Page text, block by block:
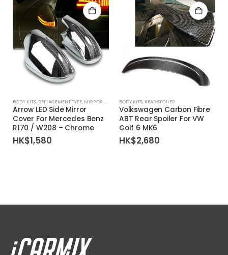
BODY KITS, REPLACEMENT TYPE, MIRROR COVER
Arrow LED Side Mirror
Cover For Mercedes Benz
R170 / W208 – Chrome
HK$1,580
BODY KITS, REAR SPOILER
Volkswagen Carbon Fibre
ABT Rear Spoiler For VW
Golf 6 MK6
HK$2,680